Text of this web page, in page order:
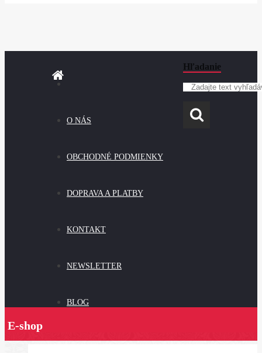
O NÁS
OBCHODNÉ PODMIENKY
DOPRAVA A PLATBY
KONTAKT
NEWSLETTER
BLOG
Hľadanie
E-shop